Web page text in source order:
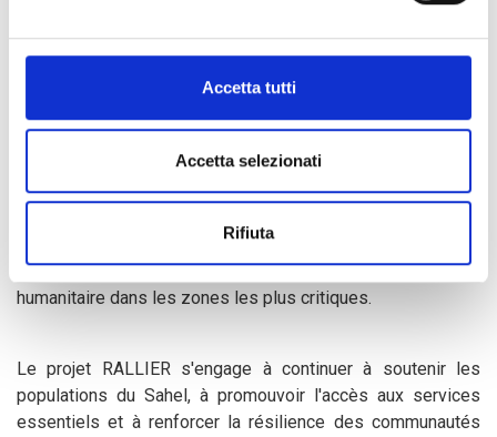
Accetta tutti
Accetta selezionati
Rifiuta
en termes de capacité à répondre à leurs besoins.
À cet égard, parmi les recommandations, les participants
ont mis l'accent sur l'importance de renforcer l'accès
humanitaire dans les zones d'insécurité grâce à
l'installation d'équipes opérationnelles dans les capitales
nécessite une planification minutieuse et le recrutement de
nombreux agents locaux, elle facilite l'intervention
humanitaire dans les zones les plus critiques.
Le projet RALLIER s'engage à continuer à soutenir les
populations du Sahel, à promouvoir l'accès aux services
essentiels et à renforcer la résilience des communautés